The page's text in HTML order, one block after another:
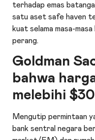
terhadap emas
satu aset safe haven
kuat selama masa-
perang.
Goldman
bahwa
melebihi
Mengutip permintaan
bank sentral negara